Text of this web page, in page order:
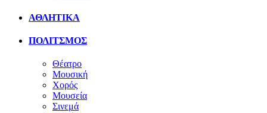
ΑΘΛΗΤΙΚΑ
ΠΟΛΙΤΣΜΟΣ
Θέατρο
Μουσική
Χορός
Μουσεία
Σινεμά